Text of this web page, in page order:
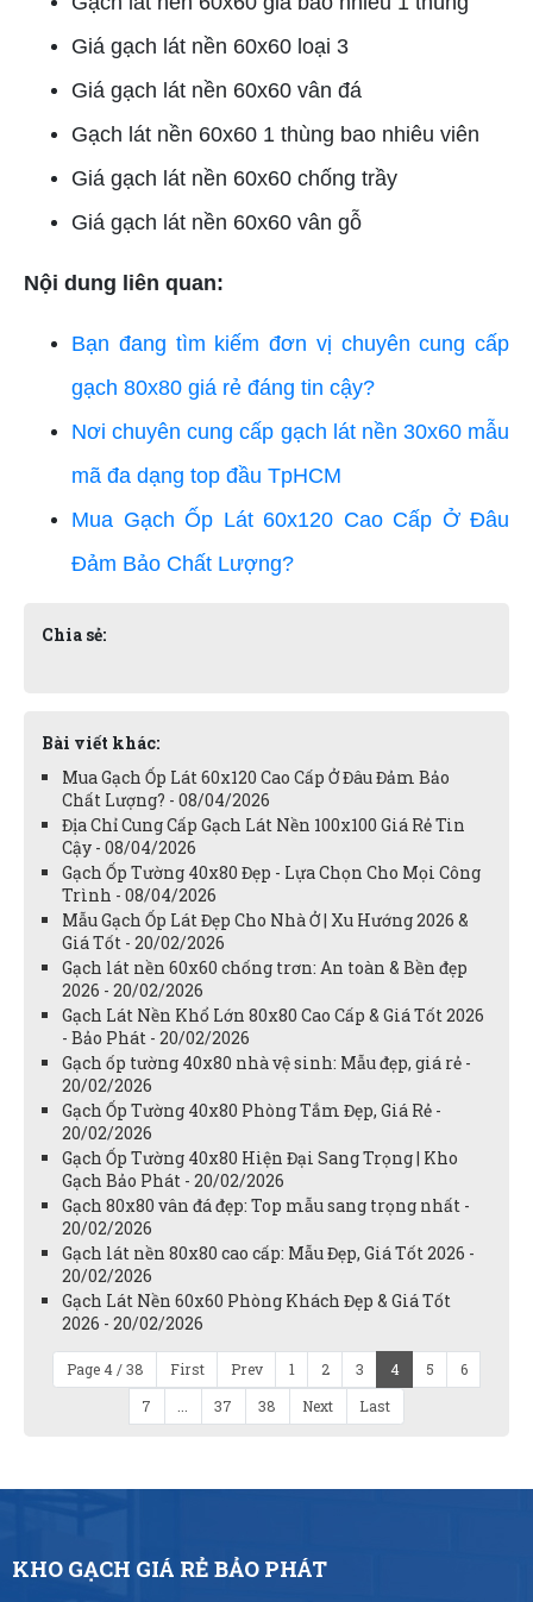
Giá gạch lát nền 60x60 loại 3
Giá gạch lát nền 60x60 vân đá
Gạch lát nền 60x60 1 thùng bao nhiêu viên
Giá gạch lát nền 60x60 chống trầy
Giá gạch lát nền 60x60 vân gỗ
Nội dung liên quan:
Bạn đang tìm kiếm đơn vị chuyên cung cấp
gạch 80x80 giá rẻ đáng tin cậy?
Nơi chuyên cung cấp gạch lát nền 30x60 mẫu
mã đa dạng top đầu TpHCM
Mua Gạch Ốp Lát 60x120 Cao Cấp Ở Đâu
Đảm Bảo Chất Lượng?
Chia sẻ:
Bài viết khác:
Mua Gạch Ốp Lát 60x120 Cao Cấp Ở Đâu Đảm Bảo
Chất Lượng? - 08/04/2026
Địa Chỉ Cung Cấp Gạch Lát Nền 100x100 Giá Rẻ Tin
Cậy - 08/04/2026
Gạch Ốp Tường 40x80 Đẹp - Lựa Chọn Cho Mọi Công
Trình - 08/04/2026
Mẫu Gạch Ốp Lát Đẹp Cho Nhà Ở | Xu Hướng 2026 &
Giá Tốt - 20/02/2026
Gạch lát nền 60x60 chống trơn: An toàn & Bền đẹp
2026 - 20/02/2026
Gạch Lát Nền Khổ Lớn 80x80 Cao Cấp & Giá Tốt 2026
- Bảo Phát - 20/02/2026
Gạch ốp tường 40x80 nhà vệ sinh: Mẫu đẹp, giá rẻ -
20/02/2026
Gạch Ốp Tường 40x80 Phòng Tắm Đẹp, Giá Rẻ -
20/02/2026
Gạch Ốp Tường 40x80 Hiện Đại Sang Trọng | Kho
Gạch Bảo Phát - 20/02/2026
Gạch 80x80 vân đá đẹp: Top mẫu sang trọng nhất -
20/02/2026
Gạch lát nền 80x80 cao cấp: Mẫu Đẹp, Giá Tốt 2026 -
20/02/2026
Gạch Lát Nền 60x60 Phòng Khách Đẹp & Giá Tốt
2026 - 20/02/2026
Page 4 / 38 First Prev 1 2 3 4 5
6
7
37 38 Next Last
KHO GẠCH GIÁ RẺ BẢO PHÁT